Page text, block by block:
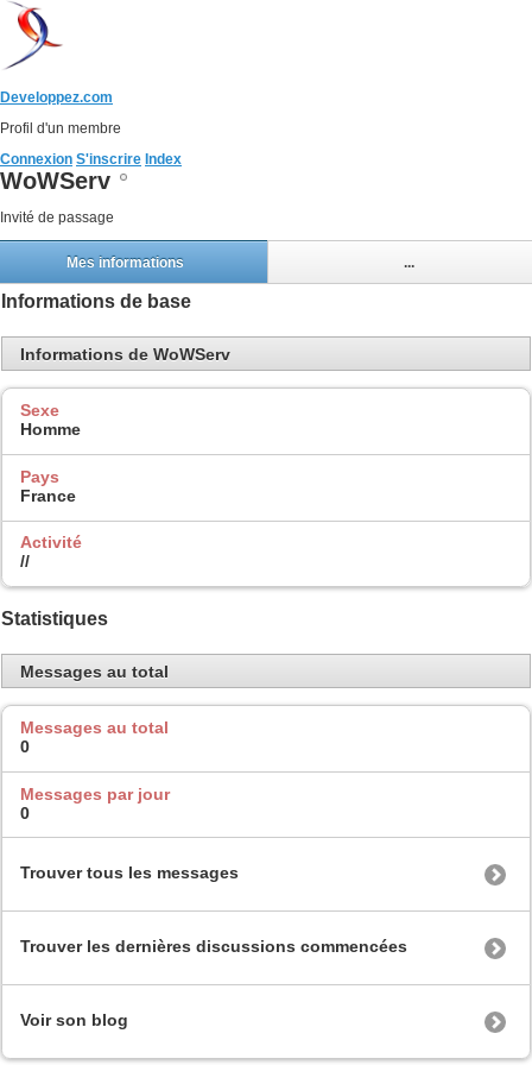
Developpez.com
Profil d'un membre
Connexion S'inscrire Index
WoWServ
Invité de passage
Mes informations ...
Informations de base
Informations de WoWServ
Sexe
Homme
Pays
France
Activité
//
Statistiques
Messages au total
Messages au total
0
Messages par jour
0
Trouver tous les messages
Trouver les dernières discussions commencées
Voir son blog